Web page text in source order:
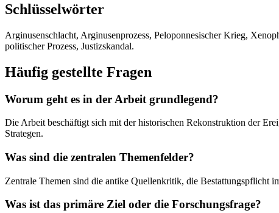
Schlüsselwörter
Arginusenschlacht, Arginusenprozess, Peloponnesischer Krieg,
politischer Prozess, Justizskandal.
Häufig gestellte Fragen
Worum geht es in der Arbeit grundlegend?
Die Arbeit beschäftigt sich mit der historischen Rekonstruktion der
Strategen.
Was sind die zentralen Themenfelder?
Zentrale Themen sind die antike Quellenkritik, die Bestattungspflicht
Was ist das primäre Ziel oder die Forschungsfrage?